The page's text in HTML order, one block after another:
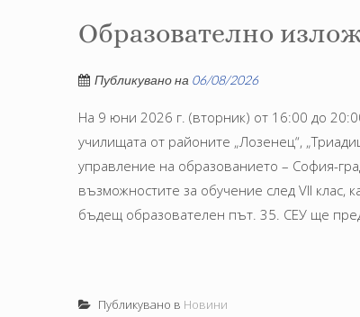
Образователно
Публикувано на 06/08/2026
На 9 юни 2026 г. (вторник) от 16:00 до
училищата от районите „Лозенец“,
управление на образованието – София-
възможностите за обучение след VII клас,
бъдещ образователен път. 35. СЕУ ще
Публикувано в Новини